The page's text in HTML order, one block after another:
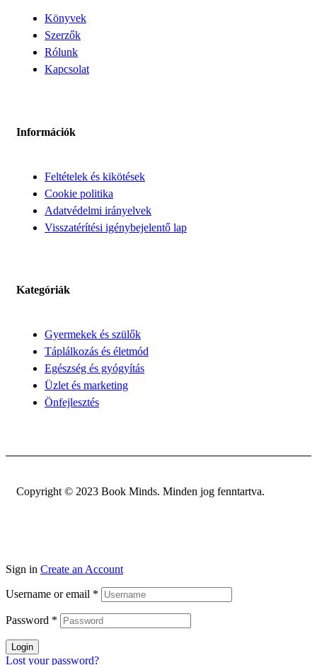
Könyvek
Szerzők
Rólunk
Kapcsolat
Információk
Feltételek és kikötések
Cookie politika
Adatvédelmi irányelvek
Visszatérítési igénybejelentő lap
Kategóriák
Gyermekek és szülők
Táplálkozás és életmód
Egészség és gyógyítás
Üzlet és marketing
Önfejlesztés
Copyright © 2023 Book Minds. Minden jog fenntartva.
Sign in Create an Account
Username or email *
Password *
Login
Lost your password?